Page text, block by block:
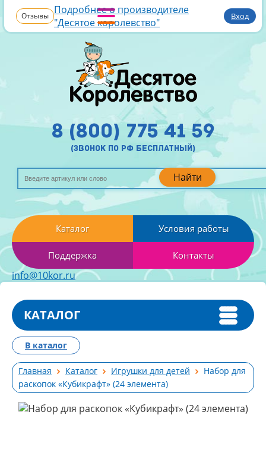
Отзывы Подробнее о производителе
"Десятое королевство"
Вход
Найти
8 (800) 775 41 59
(звонок по рф бесплатный)
Каталог Условия работы
Поддержка Контакты
info@10kor.ru
КАТАЛОГ
Главная Каталог Игрушки для детей
Набор для
раскопок «Кубикрафт» (24 элемента)
В каталог